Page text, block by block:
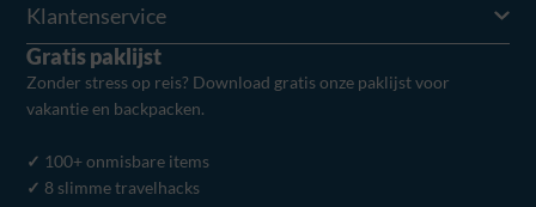
Klantenservice
Gratis paklijst
Zonder stress op reis? Download gratis onze paklijst voor
vakantie en backpacken.
✓ 100+ onmisbare items
✓ 8 slimme travelhacks